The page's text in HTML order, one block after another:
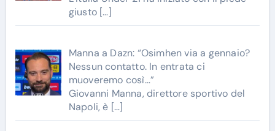
giusto […]
Manna a Dazn: “Osimhen via a gennaio?
Nessun contatto. In entrata ci
muoveremo così…”
Giovanni Manna, direttore sportivo del
Napoli, è […]